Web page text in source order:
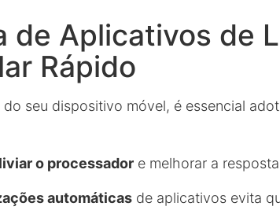
de Aplicativos de
Rápido
seu dispositivo móvel, é essencial
o processador e melhorar a
automáticas de aplicativos evita